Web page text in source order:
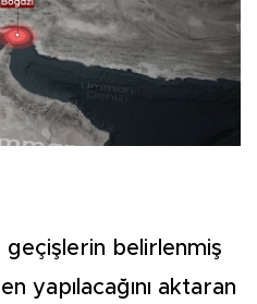
geçişlerin belirlenmiş
yapılacağını aktaran